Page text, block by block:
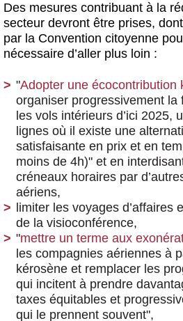
Des mesures contribuant à la
secteur devront être prises,
par la Convention citoyenne
nécessaire d’aller plus loin :
"Adopter une écocontribution
organiser progressivement la
les vols intérieurs d’ici 2025,
lignes où il existe une
satisfaisante en prix et en
moins de 4h)" et en
créneaux horaires par
aériens,
limiter les voyages d’affaires
de la visioconférence,
"mettre un terme aux
les compagnies aériennes à
kérosène et remplacer les
qui incitent à prendre
taxes équitables et
qui le prennent souvent",